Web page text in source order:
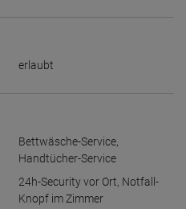
erlaubt
Bettwäsche-Service,
Handtücher-Service
24h-Security vor Ort, Notfall-
Knopf im Zimmer